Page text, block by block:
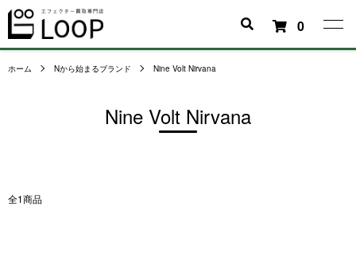
0
ホーム Nから始まるブランド Nine Volt Nirvana
Nine Volt Nirvana
全1商品